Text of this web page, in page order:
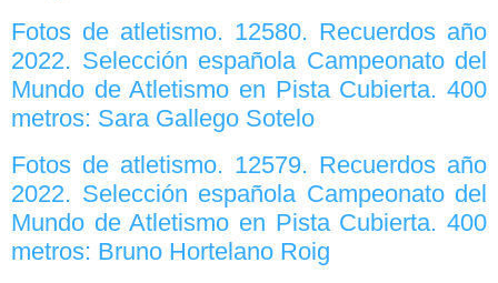
Fotos de atletismo. 12580. Recuerdos año
2022. Selección española Campeonato del
Mundo de Atletismo en Pista Cubierta. 400
metros: Sara Gallego Sotelo
Fotos de atletismo. 12579. Recuerdos año
2022. Selección española Campeonato del
Mundo de Atletismo en Pista Cubierta. 400
metros: Bruno Hortelano Roig